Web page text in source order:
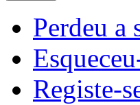
Perdeu a
Registe-